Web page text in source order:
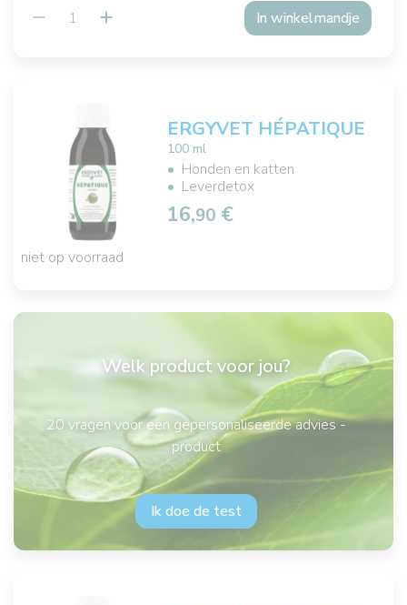
In winkelmandje
ERGYVET HÉPATIQUE
100 ml
Honden en katten
Leverdetox
16,90 €
niet op voorraad
Welk product voor jou?
20 vragen voor een gepersonaliseerde advies -
product
Ik doe de test